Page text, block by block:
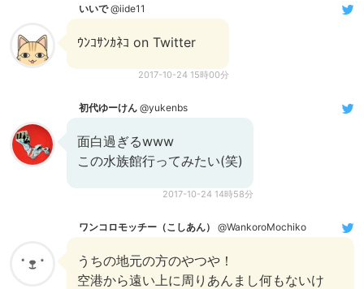
いいで@iide11
ｳﾝｺｻﾝｶﾈｺ on Twitter
2017-10-24 15時00分
初代ゆーけん @yukenbs
面白過ぎるwww
この水族館行ってみたい(笑)
2017-10-24 14時58分
ワンコロモッチー（こしあん） @WankoroMochiko
うちの地元の方のやつや！
空港から遠い上に周りあんまし何もないけ